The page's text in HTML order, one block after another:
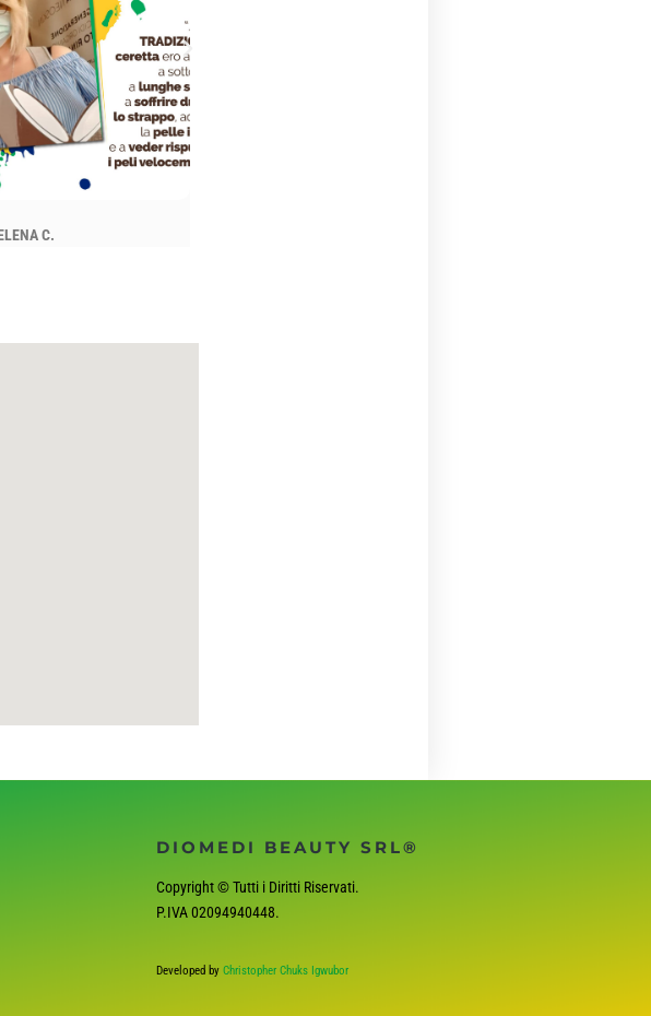
C.
hingegen habe ich das Gefühl, dass die Verwendung dieses
Mittels das Venensystem im Allgemeinen und die Kapillaren
im Besonderen nicht gefährdet. COCOcera ist sanft und nicht
schädlich, deshalb empfehle ich es!
DIOMEDI BEAUTY SRL®
Copyright © Tutti i Diritti Riservati.
P.IVA02094940448.
Developed by Christopher Chuks Igwubor